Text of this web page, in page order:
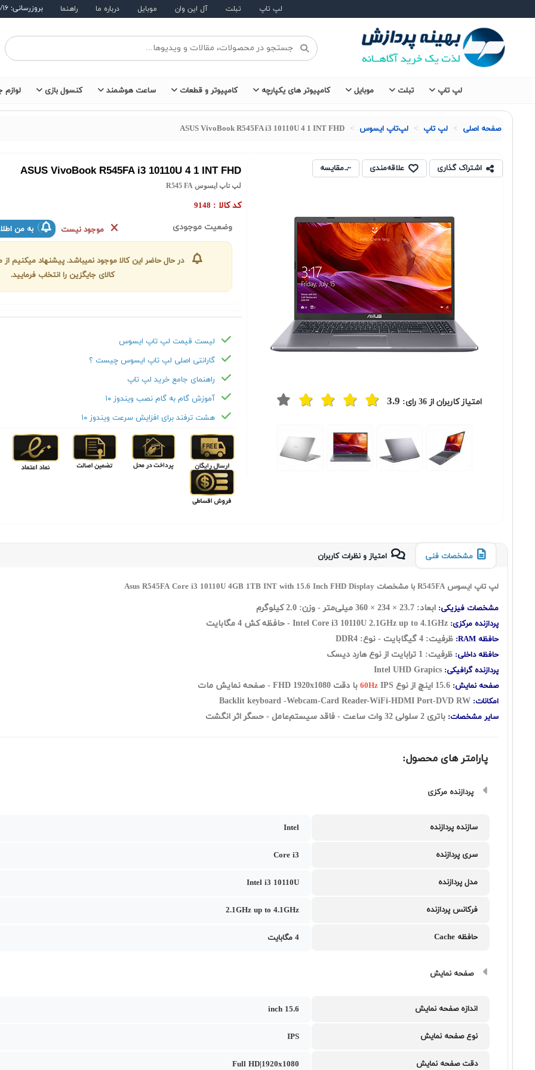
لپ تاپ تبلت آل این وان موبایل درباره ما راهنما بروزرسانی: ۱۴۰۵/۵/۱۶
لپ تاپ تبلت موبایل کامپیوتر های یکپارچه کامپیوتر و قطعات ساعت هوشمند کنسول بازی لوازم
صفحه اصلی لپ تاپ لپ‌تاپ ایسوس ASUS VivoBook R545FA i3 10110U 4 1 INT FHD
اشتراک گذاری علاقه‌مندی مقایسه
امتیاز کاربران از36رای: 3.9
ASUS VivoBook R545FA i3 10110U 4 1 INT FHD
لپ تاپ ایسوس R545 FA
کد کالا : 9148
وضعیت موجودی موجود نیست به من
در حال حاضر این کالا موجود نمیباشد. پیشنهاد میکنیم
کالای جایگزین را انتخاب فرمایید.
لیست قیمت لپ تاپ ایسوس
گارانتی اصلی لپ تاپ ایسوس چیست ؟
راهنمای جامع خرید لپ تاپ
آموزش گام به گام نصب ویندوز ۱۰
هشت ترفند برای افزایش سرعت ویندوز ۱۰
مشخصات فنی امتیاز و نظرات کاربران
لپ تاپ ایسوس R545FA با مشخصات Asus R545FA Core i3 10110U 4GB 1TB INT with 15.6 Inch FHD Display
مشخصات فیزیکی: ابعاد: 23.7 × 234 × 360 میلی‌متر - وزن: 2.0 کیلوگرم
پردازنده مرکزی:
حافظه RAM: ظرفیت: 4 گيگابايت - نوع: DDR4
حافظه داخلی: ظرفیت: 1 ترابايت از نوع هارد ديسک
پردازنده گرافیکی:
صفحه نمایش: 60Hz IPS با دقت FHD 1920x1080 - صفحه نمایش مات
امکانات: DVD RW
سایر مشخصات: باتری 2 سلولی 32 وات ساعت - فاقد سيستم‌عامل - حسگر اثر انگشت
پارامتر های محصول:
پردازنده مرکزی
سازنده پردازنده Intel
سری پردازنده Core i3
مدل پردازنده Intel i3 10110U
فرکانس پردازنده 2.1GHz up to 4.1GHz
حافظه Cache 4 مگابایت
صفحه نمایش
اندازه صفحه نمایش 15.6 inch
نوع صفحه نمایش IPS
دقت صفحه نمایش Full HD|1920x1080